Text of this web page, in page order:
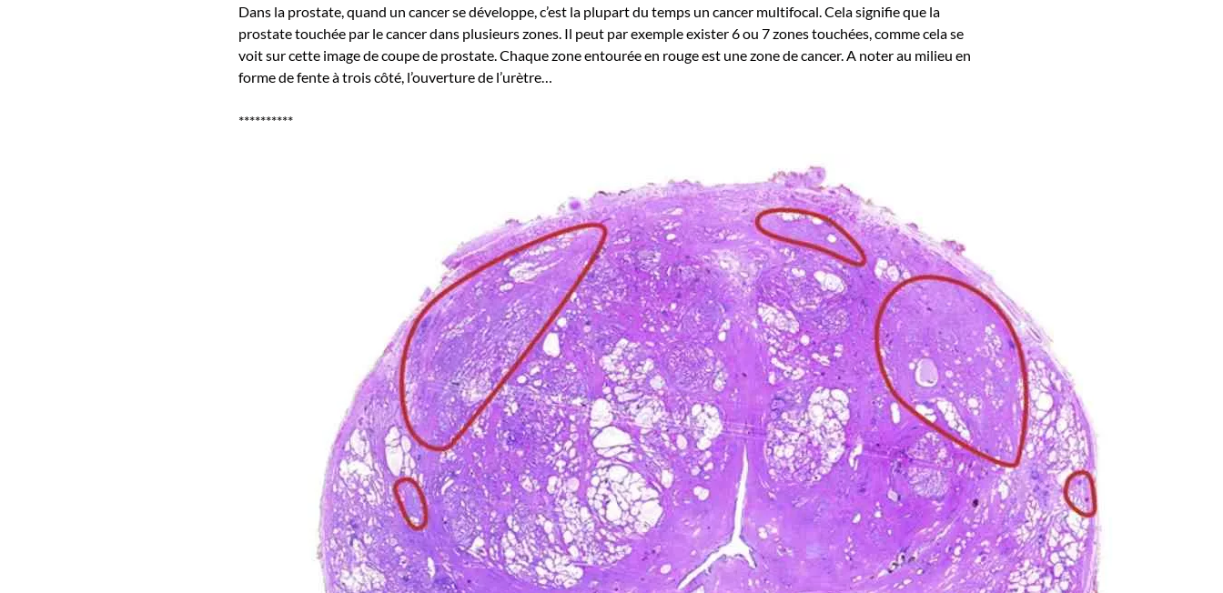
Dans la prostate, quand un cancer se développe, c’est la plupart du temps un cancer multifocal. Cela signifie que la
prostate touchée par le cancer dans plusieurs zones. Il peut par exemple exister 6 ou 7 zones touchées, comme cela se
voit sur cette image de coupe de prostate. Chaque zone entourée en rouge est une zone de cancer. A noter au milieu en
forme de fente à trois côté, l’ouverture de l’urètre…
**********